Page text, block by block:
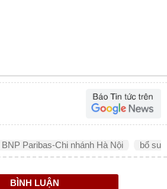
BNP Paribas-Chi nhánh Hà Nội bổ
BÌNH LUẬN